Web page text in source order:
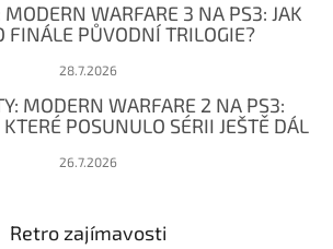
MODERN WARFARE 3 NA PS3: JAK
FINÁLE PŮVODNÍ TRILOGIE?
28.7.2026
MODERN WARFARE 2 NA PS3:
POSUNULO SÉRII JEŠTĚ DÁL
26.7.2026
Retro zajímavosti